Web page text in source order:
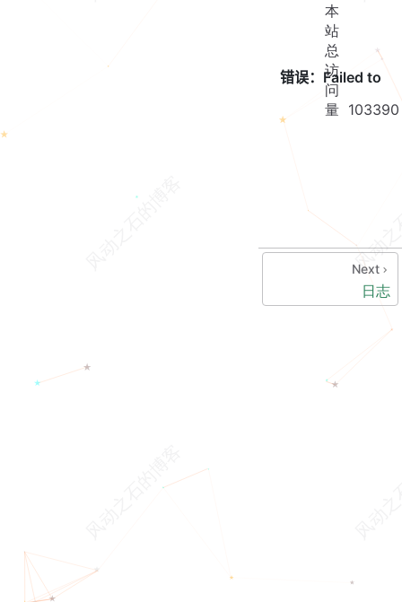
本
站
总
访
问
量 103390
Next
日志